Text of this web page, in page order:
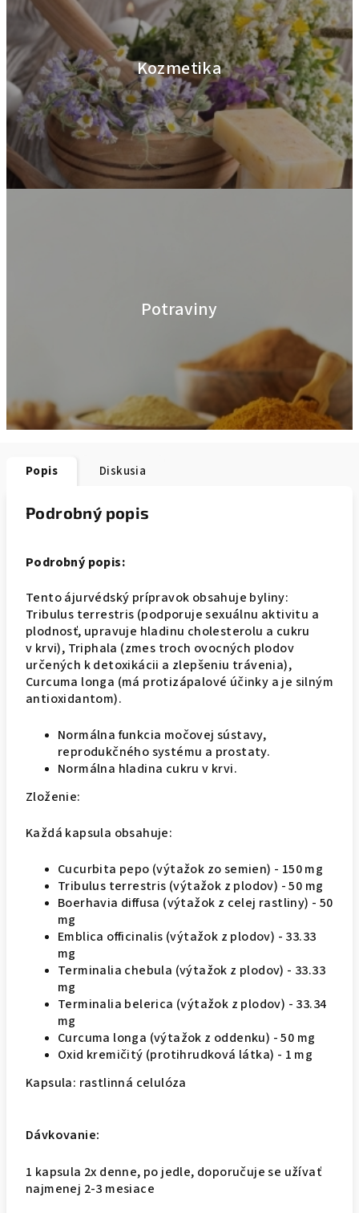
Kozmetika
Potraviny
Popis Diskusia
Podrobný popis
Podrobný popis:
Tento ájurvédský prípravok obsahuje byliny:
Tribulus terrestris (podporuje sexuálnu aktivitu a
plodnosť, upravuje hladinu cholesterolu a cukru
v krvi), Triphala (zmes troch ovocných plodov
určených k detoxikácii a zlepšeniu trávenia),
Curcuma longa (má protizápalové účinky a je silným
antioxidantom).
Normálna funkcia močovej sústavy,
reprodukčného systému a prostaty.
Normálna hladina cukru v krvi.
Zloženie:
Každá kapsula obsahuje:
Cucurbita pepo (výtažok zo semien) - 150 mg
Tribulus terrestris (výtažok z plodov) - 50 mg
Boerhavia diffusa (výtažok z celej rastliny) - 50
mg
Emblica officinalis (výtažok z plodov) - 33.33
mg
Terminalia chebula (výtažok z plodov) - 33.33
mg
Terminalia belerica (výtažok z plodov) - 33.34
mg
Curcuma longa (výtažok z oddenku) - 50 mg
Oxid kremičitý (protihrudková látka) - 1 mg
Kapsula: rastlinná celulóza
Dávkovanie:
1 kapsula 2x denne, po jedle, doporučuje se užívať
najmenej 2-3 mesiace